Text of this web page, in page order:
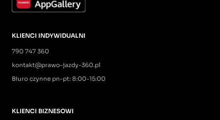
KLIENCI INDYWIDUALNI
790 747 360
kontakt@prawo-jazdy-360.pl
Biuro czynne pn-pt: 8:00-15:00
KLIENCI BIZNESOWI